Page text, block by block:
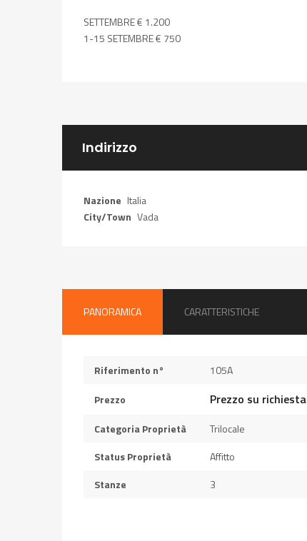
SETTEMBRE € 1.200
1-15 SETEMBRE € 750
Indirizzo
Nazione Italia
City/Town Vada
PANORAMICA CARATTERISTICHE
Riferimento n°
105A
Prezzo
Prezzo su richiesta
Categoria Proprietà
Trilocale
Status Proprietà
Affitto
Stanze
3